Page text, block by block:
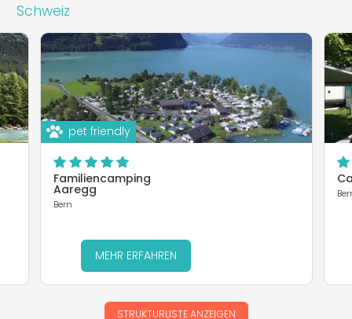
Schweiz
pet friendly
Familiencamping
Aaregg
Bern
MEHR ERFAHREN
STRUKTURLISTE ANZEIGEN